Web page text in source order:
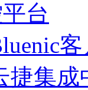
台
捷集成